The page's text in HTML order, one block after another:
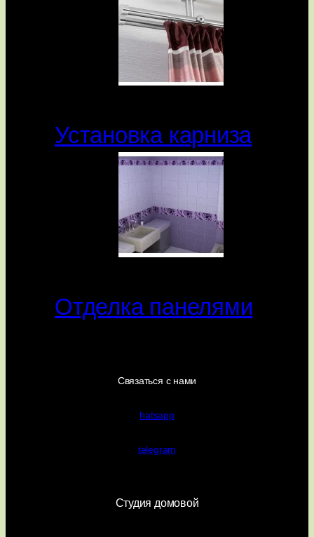
Установка карниза
Отделка панелями
Связаться с нами
hatsapp
telegram
Студия домовой